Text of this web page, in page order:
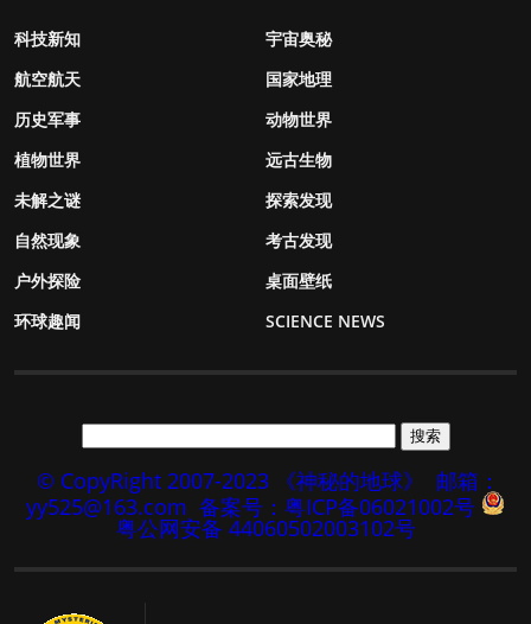
科技新知
宇宙奥秘
航空航天
国家地理
历史军事
动物世界
植物世界
远古生物
未解之谜
探索发现
自然现象
考古发现
户外探险
桌面壁纸
环球趣闻
SCIENCE NEWS
© CopyRight 2007-2023 《神秘的地球》
邮箱：
yy525@163.com 备案号：粤ICP备06021002号
粤公网安备 44060502003102号